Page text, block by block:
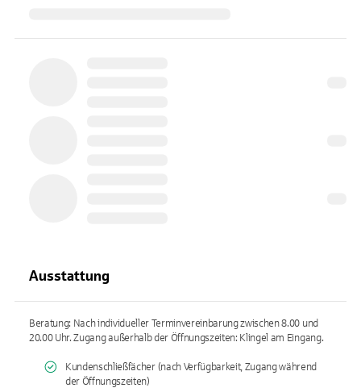
Ausstattung
Beratung: Nach individueller Terminvereinbarung zwischen 8.00 und
20.00 Uhr. Zugang außerhalb der Öffnungszeiten: Klingel am Eingang.
Kundenschließfächer (nach Verfügbarkeit, Zugang während
der Öffnungszeiten)